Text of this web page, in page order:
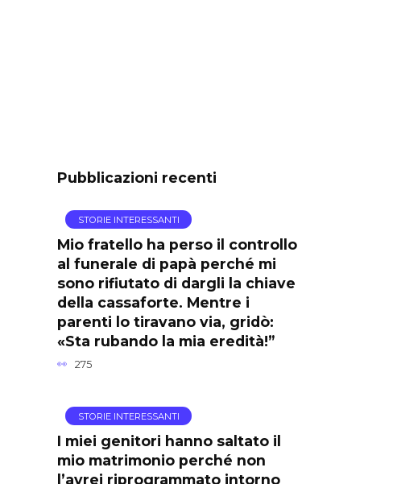
Pubblicazioni recenti
STORIE INTERESSANTI
Mio fratello ha perso il controllo
al funerale di papà perché mi
sono rifiutato di dargli la chiave
della cassaforte. Mentre i
parenti lo tiravano via, gridò:
«Sta rubando la mia eredità!”
275
STORIE INTERESSANTI
I miei genitori hanno saltato il
mio matrimonio perché non
l’avrei riprogrammato intorno